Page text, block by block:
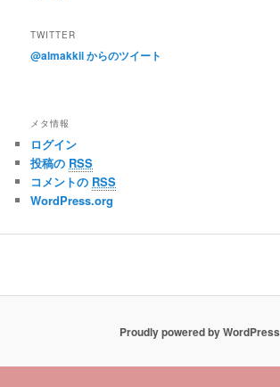
TWITTER
@almakkii からのツイート
メタ情報
ログイン
投稿の RSS
コメントの RSS
WordPress.org
Proudly powered by WordPress